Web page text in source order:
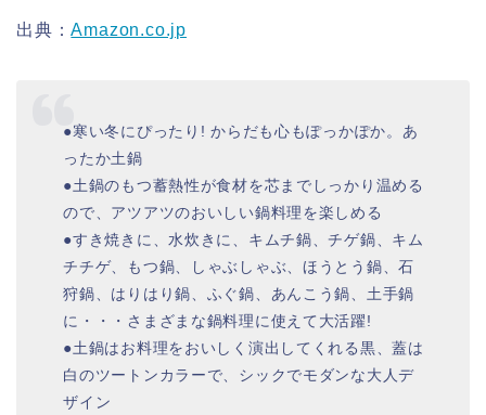
出典：Amazon.co.jp
●寒い冬にぴったり! からだも心もぽっかぽか。あ
ったか土鍋
●土鍋のもつ蓄熱性が食材を芯までしっかり温める
ので、アツアツのおいしい鍋料理を楽しめる
●すき焼きに、水炊きに、キムチ鍋、チゲ鍋、キム
チチゲ、もつ鍋、しゃぶしゃぶ、ほうとう鍋、石
狩鍋、はりはり鍋、ふぐ鍋、あんこう鍋、土手鍋
に・・・さまざまな鍋料理に使えて大活躍!
●土鍋はお料理をおいしく演出してくれる黒、蓋は
白のツートンカラーで、シックでモダンな大人デ
ザイン